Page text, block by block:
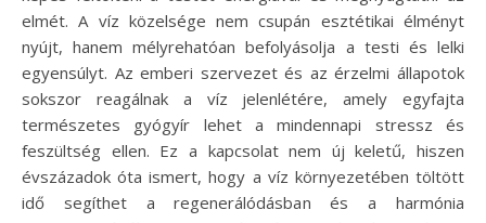
elmét. A víz közelsége nem csupán esztétikai élményt
nyújt, hanem mélyrehatóan befolyásolja a testi és lelki
egyensúlyt. Az emberi szervezet és az érzelmi állapotok
sokszor reagálnak a víz jelenlétére, amely egyfajta
természetes gyógyír lehet a mindennapi stressz és
feszültség ellen. Ez a kapcsolat nem új keletű, hiszen
évszázadok óta ismert, hogy a víz környezetében töltött
idő segíthet a regenerálódásban és a harmónia